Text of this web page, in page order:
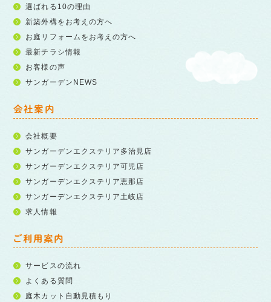
選ばれる10の理由
新築外構をお考えの方へ
お庭リフォームをお考えの方へ
最新チラシ情報
お客様の声
サンガーデンNEWS
会社案内
会社概要
サンガーデンエクステリア多治見店
サンガーデンエクステリア可児店
サンガーデンエクステリア恵那店
サンガーデンエクステリア土岐店
求人情報
ご利用案内
サービスの流れ
よくある質問
庭木カット自動見積もり